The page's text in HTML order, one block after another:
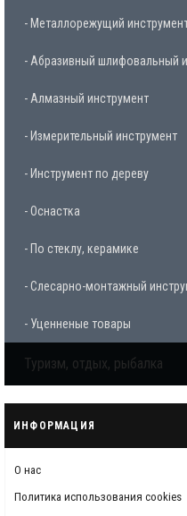
- Металлорежущий
- Абразивный шлифовальный
- Алмазный инструмент
- Измерительный инструмент
- Инструмент по дереву
- Оснастка
- По стеклу, керамике
- Слесарно-монтажный
- Уценненые товары
Туризм, отдых, рыбалка
ИНФОРМАЦИЯ
О нас
Политика использования cookies